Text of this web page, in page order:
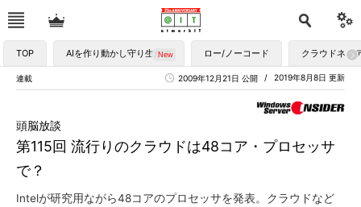
TOP AIを作り動かし守り生かす ロー/ノーコード クラウドネイ
連載 2019年8月8日 更新
2009年12月21日 公開
第115回 流行りのクラウドは48コア・プロセッサ
で？
頭脳放談
Intelが研究用ながら48コアのプロセッサを発表。クラウドなど